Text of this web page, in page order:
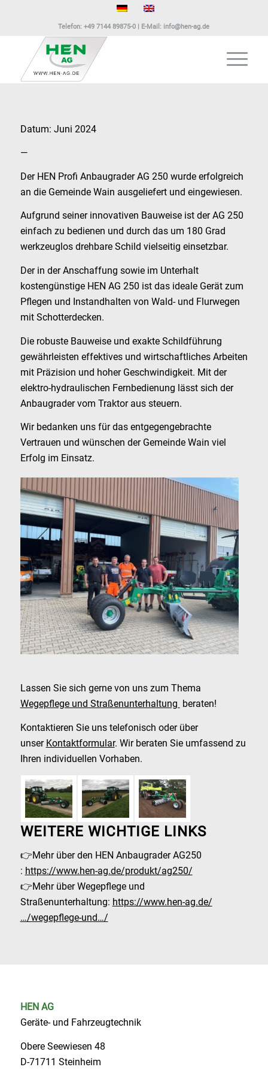
Telefon:+49 7144 89875-0 | E-Mail: info@hen-ag.de
Datum: Juni 2024
—
Der HEN Profi Anbaugrader AG 250 wurde erfolgreich
an die Gemeinde Wain ausgeliefert und eingewiesen.
Aufgrund seiner innovativen Bauweise ist der AG 250
einfach zu bedienen und durch das um 180 Grad
werkzeuglos drehbare Schild vielseitig einsetzbar.
Der in der Anschaffung sowie im Unterhalt
kostengünstige HEN AG 250 ist das ideale Gerät zum
Pflegen und Instandhalten von Wald- und Flurwegen
mit Schotterdecken.
Die robuste Bauweise und exakte Schildführung
gewährleisten effektives und wirtschaftliches Arbeiten
mit Präzision und hoher Geschwindigkeit. Mit der
elektro-hydraulischen Fernbedienung lässt sich der
Anbaugrader vom Traktor aus steuern.
Wir bedanken uns für das entgegengebrachte
Vertrauen und wünschen der Gemeinde Wain viel
Erfolg im Einsatz.
Lassen Sie sich gerne von uns zum Thema
Wegepflege und Straßenunterhaltung beraten!
Kontaktieren Sie uns telefonisch oder über
unser Kontaktformular. Wir beraten Sie umfassend zu
Ihren individuellen Vorhaben.
WEITERE WICHTIGE LINKS
👉Mehr über den HEN Anbaugrader AG250
: https://www.hen-ag.de/produkt/ag250/
👉Mehr über Wegepflege und
Straßenunterhaltung: https://www.hen-ag.de/
…/wegepflege-und…/
HEN AG
Geräte- und Fahrzeugtechnik
Obere Seewiesen 48
D-71711 Steinheim